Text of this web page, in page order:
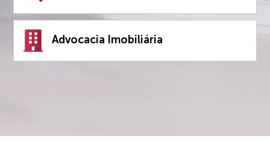
Advocacia Imobiliária